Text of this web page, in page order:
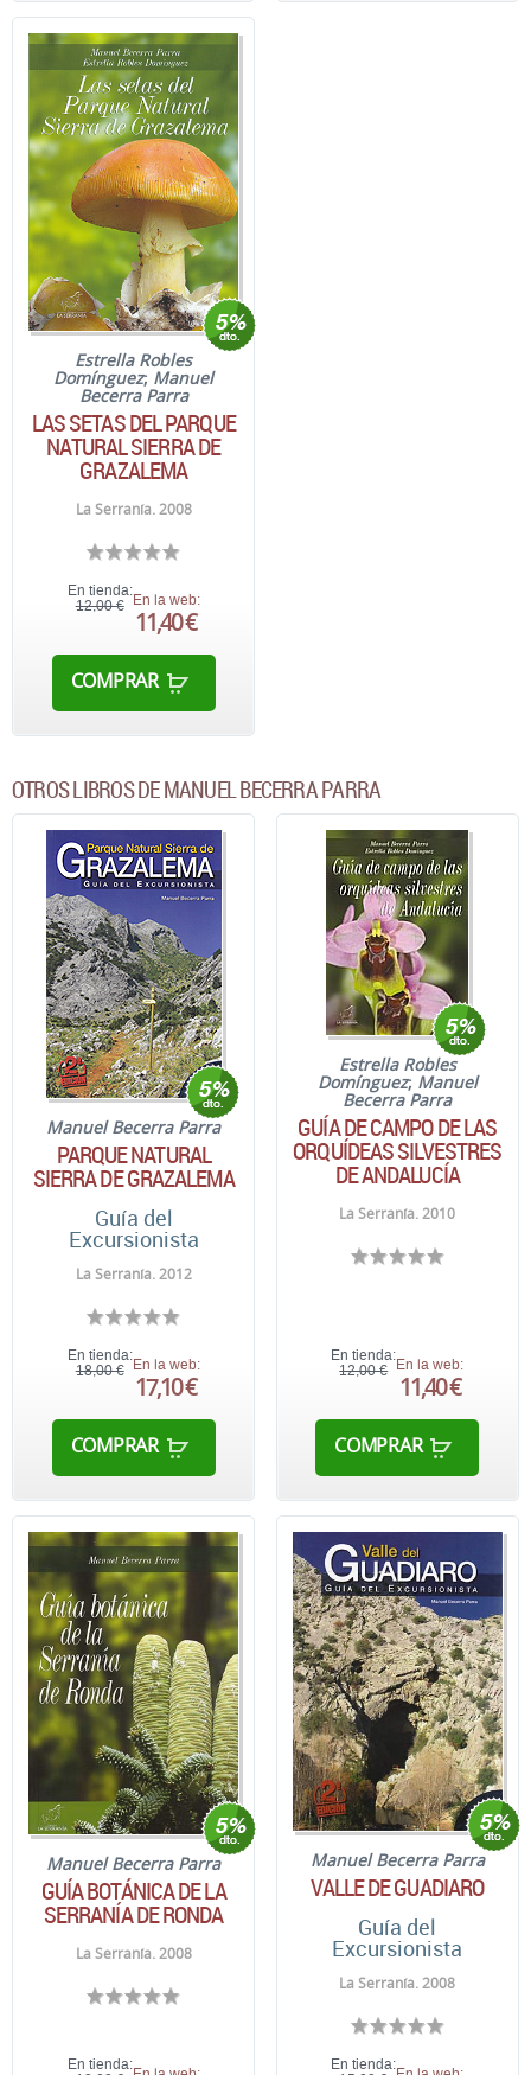
Estrella Robles
Domínguez; Manuel
Becerra Parra
LAS SETAS DEL PARQUE
NATURAL SIERRA DE
GRAZALEMA
La Serranía. 2008
En tienda:
12,00 € En la web:
11,40 €
COMPRAR
OTROS LIBROS DE MANUEL BECERRA PARRA
Manuel Becerra Parra
PARQUE NATURAL
SIERRA DE GRAZALEMA
Guía del
Excursionista
La Serranía. 2012
En tienda:
18,00 € En la web:
17,10 €
COMPRAR
Estrella Robles
Domínguez; Manuel
Becerra Parra
GUÍA DE CAMPO DE LAS
ORQUÍDEAS SILVESTRES
DE ANDALUCÍA
La Serranía. 2010
En tienda:
12,00 €
En la web:
11,40 €
COMPRAR
Manuel Becerra Parra
GUÍA BOTÁNICA DE LA
SERRANÍA DE RONDA
La Serranía. 2008
En tienda:
Manuel Becerra Parra
VALLE DE GUADIARO
Guía del
Excursionista
La Serranía. 2008
En tienda: